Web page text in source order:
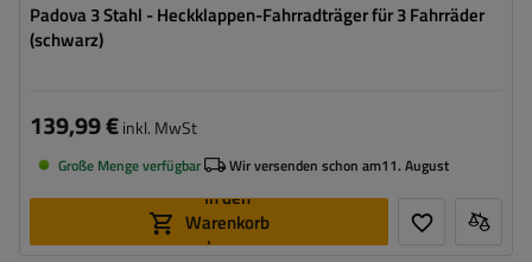
Padova 3 Stahl - Heckklappen-Fahrradträger für 3 Fahrräder
(schwarz)
139,99 €inkl. MwSt
Große Menge verfügbar Wir versenden schon am11. August
In den
Warenkorb
legen